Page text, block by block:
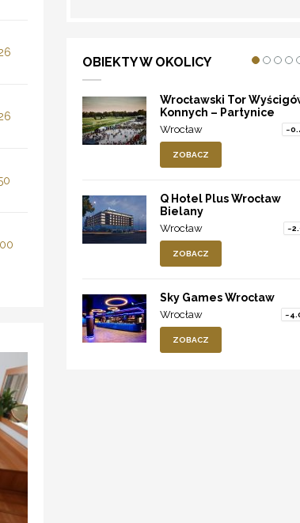
OBIEKTY W OKOLICY
Wrocławski Tor
Konnych – Partynice
Wrocław
ZOBACZ
Q Hotel Plus Wrocław
Bielany
Wrocław
ZOBACZ
Sky Games Wrocław
Wrocław
ZOBACZ